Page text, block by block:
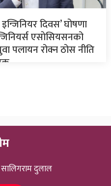
इन्जिनियर दिवस’ घोषणा
एसाेसियसनको
पलायन रोक्न ठोस नीति
दुलाल